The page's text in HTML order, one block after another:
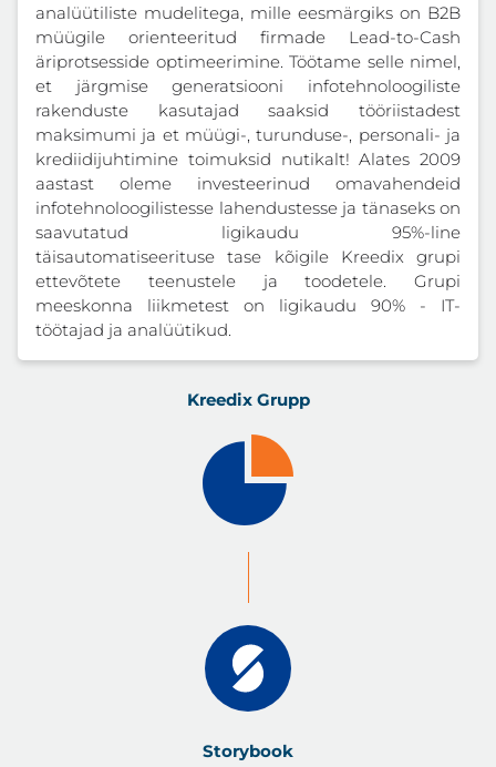
analüütiliste mudelitega, mille eesmärgiks on B2B
müügile orienteeritud firmade Lead-to-Cash
äriprotsesside optimeerimine. Töötame selle nimel,
et järgmise generatsiooni infotehnoloogiliste
rakenduste kasutajad saaksid tööriistadest
maksimumi ja et müügi-, turunduse-, personali- ja
krediidijuhtimine toimuksid nutikalt! Alates 2009
aastast oleme investeerinud omavahendeid
infotehnoloogilistesse lahendustesse ja tänaseks on
saavutatud ligikaudu 95%-line
täisautomatiseerituse tase kõigile Kreedix grupi
ettevõtete teenustele ja toodetele. Grupi
meeskonna liikmetest on ligikaudu 90% - IT-
töötajad ja analüütikud.
Kreedix Grupp
Storybook